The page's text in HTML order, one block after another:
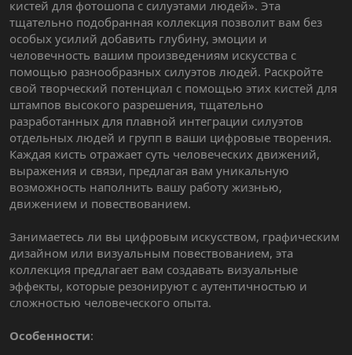
кистей для фотошопа с силуэтами людей». Эта
тщательно подобранная коллекция позволит вам без
особых усилий добавить глубину, эмоции и
человечность вашим произведениям искусства с
помощью разнообразных силуэтов людей. Раскройте
свой творческий потенциал с помощью этих кистей для
штампов высокого разрешения, тщательно
разработанных для плавной интеграции силуэтов
отдельных людей и групп в ваши цифровые творения.
Каждая кисть отражает суть человеческих движений,
выражения и связи, предлагая вам уникальную
возможность наполнить вашу работу жизнью,
движением и повествованием.
Занимаетесь ли вы цифровым искусством, графическим
дизайном или визуальным повествованием, эта
коллекция предлагает вам создавать визуальные
эффекты, которые резонируют с аутентичностью и
сложностью человеческого опыта.
Особенности: